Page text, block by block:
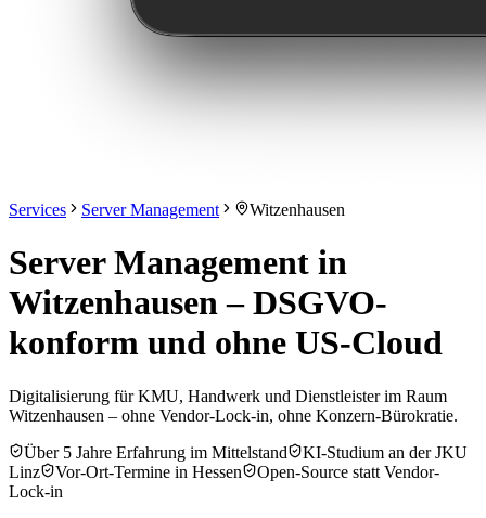
Services Server Management Witzenhausen
Server Management in
Witzenhausen – DSGVO-
konform und ohne US-Cloud
Digitalisierung für KMU, Handwerk und Dienstleister im Raum
Witzenhausen – ohne Vendor-Lock-in, ohne Konzern-Bürokratie.
Über 5 Jahre Erfahrung im Mittelstand
KI-Studium an der JKU
Linz
Vor-Ort-Termine in Hessen
Open-Source statt Vendor-
Lock-in